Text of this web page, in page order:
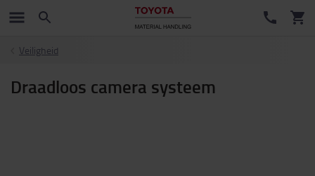
Veiligheid
Draadloos camera systeem